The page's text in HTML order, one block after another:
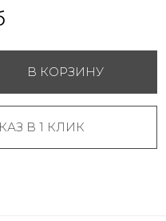
В КОРЗИНУ
В 1 КЛИК